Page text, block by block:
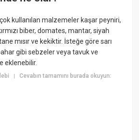
kullanılan malzemeler kaşar peyniri,
biber, domates, mantar, siyah
mısır ve kekiktir. İsteğe göre sarı
gibi sebzeler veya tavuk ve
eklenebilir.
|Cevabın tamamını burada okuyun: